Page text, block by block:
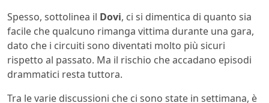
Spesso, sottolinea il Dovi, ci si dimentica di quanto sia
facile che qualcuno rimanga vittima durante una gara,
dato che i circuiti sono diventati molto più sicuri
rispetto al passato. Ma il rischio che accadano episodi
drammatici resta tuttora.
Tra le varie discussioni che ci sono state in settimana, è